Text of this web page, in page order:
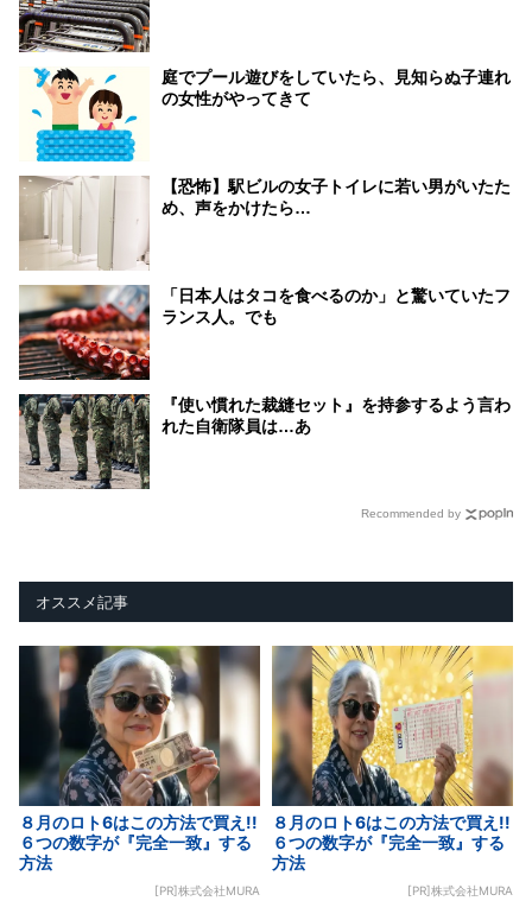
庭でプール遊びをしていたら、見知らぬ子連れ
の女性がやってきて
【恐怖】駅ビルの女子トイレに若い男がいたた
め、声をかけたら…
「日本人はタコを食べるのか」と驚いていたフ
ランス人。でも
『使い慣れた裁縫セット』を持参するよう言わ
れた自衛隊員は…あ
Recommended by
オススメ記事
８月のロト6はこの方法で買え!!
６つの数字が『完全一致』する
方法
[PR]株式会社MURA
８月のロト6はこの方法で買え!!
６つの数字が『完全一致』する
方法
[PR]株式会社MURA